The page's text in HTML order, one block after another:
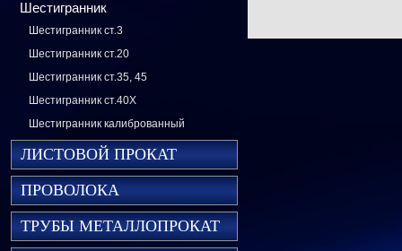
Шестигранник
Шестигранник ст.3
Шестигранник ст.20
Шестигранник ст.35, 45
Шестигранник ст.40Х
Шестигранник калиброванный
ЛИСТОВОЙ ПРОКАТ
ПРОВОЛОКА
ТРУБЫ МЕТАЛЛОПРОКАТ